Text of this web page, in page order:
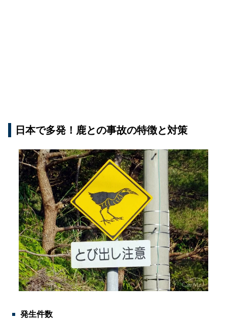
日本で多発！鹿との事故の特徴と対策
発生件数